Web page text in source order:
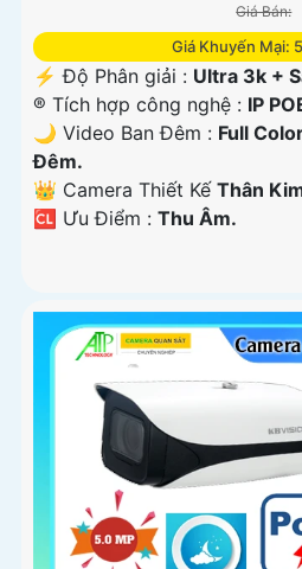
Giá Bán:
Giá Khuyến Mại:
️⚡ Độ Phân giải : Ultra 3k +
®️ Tích hợp công nghệ : IP
🌙 Video Ban Đêm : Full
Ðêm.
👑 Camera Thiết Kế Thân
️🆑 Ưu Điểm : Thu Âm.